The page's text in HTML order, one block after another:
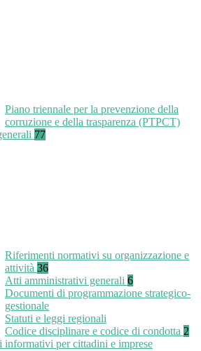
Piano triennale per la prevenzione della
corruzione e della trasparenza (PTPCT)
77
Riferimenti normativi su organizzazione e
attività 36
Atti amministrativi generali 6
Documenti di programmazione strategico-
gestionale
Statuti e leggi regionali
Codice disciplinare e codice di condotta 2
informativi per cittadini e imprese